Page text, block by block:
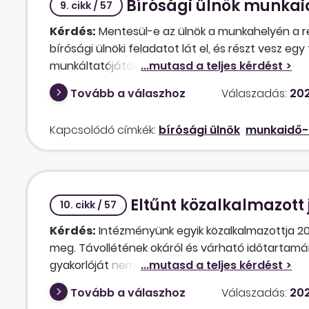
alatti és annak lejártát követő esetekre is. A
próbaidő tartama alatt megérkeznie az
még a próbaidő során postára adják, vagyis
felmondás közlésére is az általános szabályok
(átvételi) dátum lesz a munkaviszony
fel a levelet, tehát azt mindenképp csak
vonatkozó szándékának, és annak, hogy a
felmondásban elegendő-e konkrét dátum
jognyilatkozat? Amennyiben nem, milyen
9. cikk / 57 Bírósági ülnök
Kérdés: Mentesül-e az ülnök a munkahelyén a
bírósági ülnöki feladatot lát el, és részt vesz
munkáltatójától, azaz fizetett a távolléte?
Tovább a válaszhoz
Válaszadás:
Kapcsolódó címkék: bírósági ülnök
10. cikk / 57 Eltűnt közalkalmazott
Kérdés: Intézményünk egyik közalkalmazottja
meg. Távollétének okáról és várható
gyakorlóját nem tájékoztatta. Írásbeli felszólítás
október 29-ig igazolt folyamatos
többször felszólítottuk, de az ajánlott,
Tovább a válaszhoz Válaszadás: